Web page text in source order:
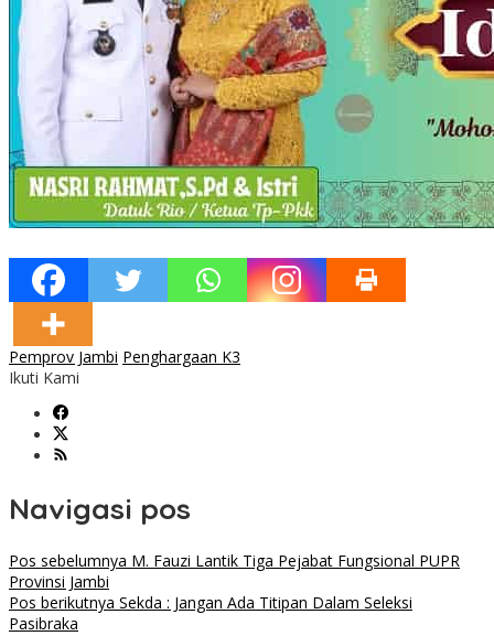
Pemprov Jambi Penghargaan K3
Ikuti Kami
Navigasi pos
Pos sebelumnya M. Fauzi Lantik Tiga Pejabat Fungsional PUPR
Provinsi Jambi
Pos berikutnya Sekda : Jangan Ada Titipan Dalam Seleksi
Pasibraka